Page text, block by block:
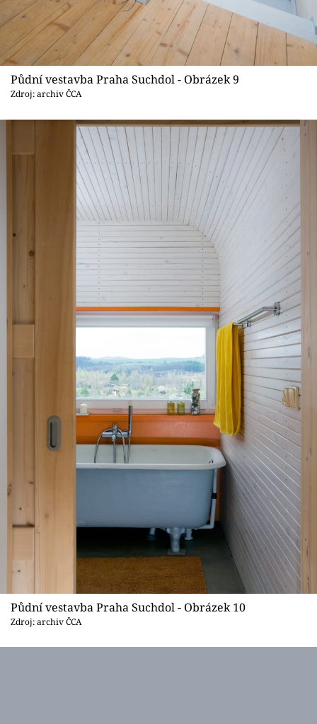
Půdní vestavba Praha Suchdol - Obrázek 9
Zdroj: archiv ČCA
Půdní vestavba Praha Suchdol - Obrázek 10
Zdroj: archiv ČCA